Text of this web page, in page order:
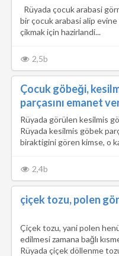
Rüyada çocuk arabasi
bir çocuk arabasi alip
çikmak için hazirlandi...
2,5b
Çocuk göbeği,
parçasını emanet
Rüyada görülen kesilmis
Rüyada kesilmis göbek
biraktigini gören kimse, o
2,4b
çiçek tozu, polen
Çiçek tozu, yani polen
edilmesi zamana bağlı
Rüyada çiçek döllenme